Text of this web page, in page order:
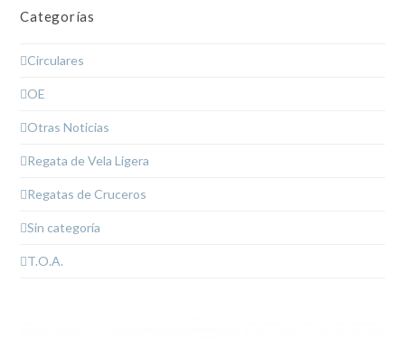
Categorías
Circulares
OE
Otras Noticias
Regata de Vela Ligera
Regatas de Cruceros
Sin categoría
T.O.A.